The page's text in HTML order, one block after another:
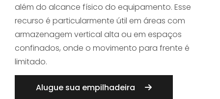
além do alcance físico do equipamento. Esse
recurso é particularmente útil em áreas com
armazenagem vertical alta ou em espaços
confinados, onde o movimento para frente é
limitado.
Alugue sua empilhadeira